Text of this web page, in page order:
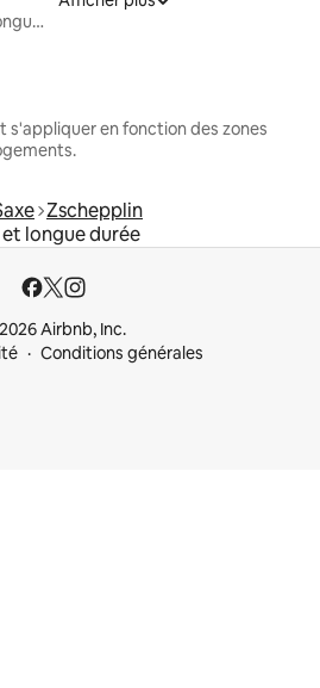
Locations moyenne et longue durée
s'appliquer en fonction des zones
Zschepplin
longue durée
Airbnb, Inc.
Conditions générales